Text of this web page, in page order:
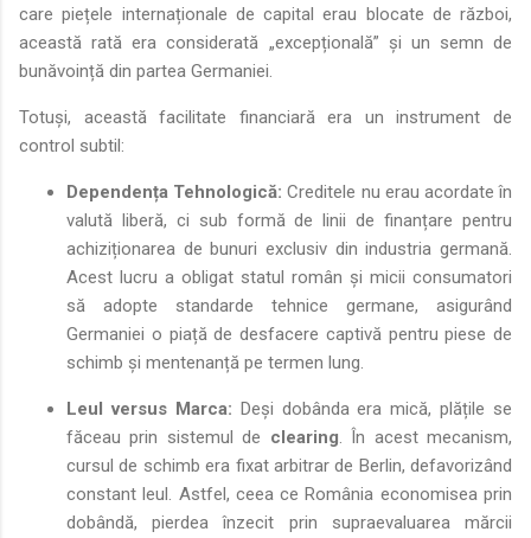
care piețele internaționale de capital erau blocate de război,
această rată era considerată „excepțională” și un semn de
bunăvoință din partea Germaniei.
Totuși, această facilitate financiară era un instrument de
control subtil:
Dependența Tehnologică: Creditele nu erau acordate în
valută liberă, ci sub formă de linii de finanțare pentru
achiziționarea de bunuri exclusiv din industria germană.
Acest lucru a obligat statul român și micii consumatori
să adopte standarde tehnice germane, asigurând
Germaniei o piață de desfacere captivă pentru piese de
schimb și mentenanță pe termen lung.
Leul versus Marca: Deși dobânda era mică, plățile se
făceau prin sistemul de clearing. În acest mecanism,
cursul de schimb era fixat arbitrar de Berlin, defavorizând
constant leul. Astfel, ceea ce România economisea prin
dobândă, pierdea înzecit prin supraevaluarea mărcii